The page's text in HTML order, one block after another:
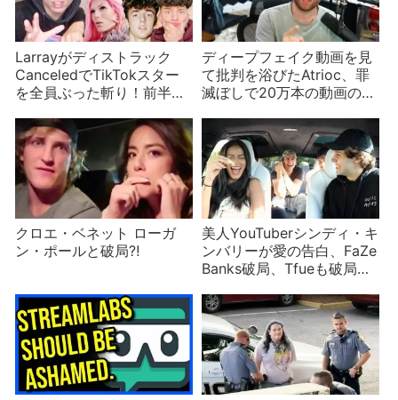
Larrayがディストラック
CanceledでTikTokスター
を全員ぶった斬り！前半
ディープフェイク動画を見
て批判を浴びたAtrioc、罪
滅ぼしで20万本の動画の削
クロエ・ベネット ローガ
ン・ポールと破局⁈
美人YouTuberシンディ・キ
ンバリーが愛の告白、FaZe
Banks破局、Tfueも破局、
YouTuberニュース